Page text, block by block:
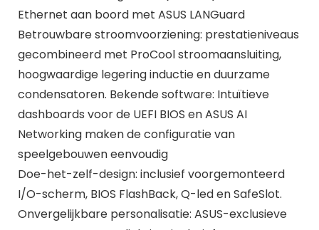
Ethernet aan boord met ASUS LANGuard
Betrouwbare stroomvoorziening: prestatieniveaus
gecombineerd met ProCool stroomaansluiting,
hoogwaardige legering inductie en duurzame
condensatoren. Bekende software: Intuïtieve
dashboards voor de UEFI BIOS en ASUS AI
Networking maken de configuratie van
speelgebouwen eenvoudig
Doe-het-zelf-design: inclusief voorgemonteerd
I/O-scherm, BIOS FlashBack, Q-led en SafeSlot.
Onvergelijkbare personalisatie: ASUS-exclusieve